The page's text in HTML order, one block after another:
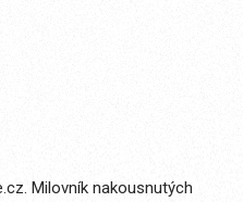
Milovník nakousnutých